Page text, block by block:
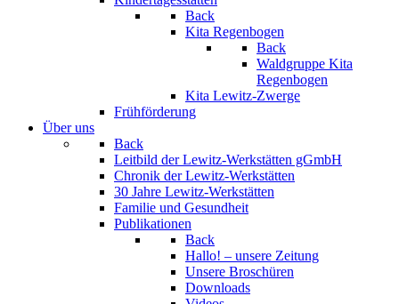
Back
Kita Regenbogen
Back
Waldgruppe Kita
Regenbogen
Kita Lewitz-Zwerge
Frühförderung
Über uns
Back
Leitbild der Lewitz-Werkstätten gGmbH
Chronik der Lewitz-Werkstätten
30 Jahre Lewitz-Werkstätten
Familie und Gesundheit
Publikationen
Back
Hallo! – unsere Zeitung
Unsere Broschüren
Downloads